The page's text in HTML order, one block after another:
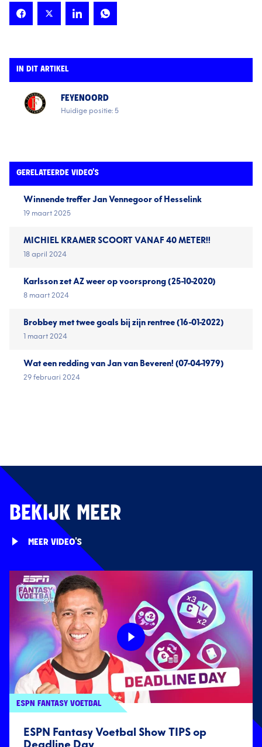
IN DIT ARTIKEL
FEYENOORD
Huidige positie: 5
GERELATEERDE VIDEO'S
Winnende treffer Jan Vennegoor of Hesselink
19 maart 2025
MICHIEL KRAMER SCOORT VANAF 40 METER!!
18 april 2024
Karlsson zet AZ weer op voorsprong (25-10-2020)
8 maart 2024
Brobbey met twee goals bij zijn rentree (16-01-2022)
1 maart 2024
Wat een redding van Jan van Beveren! (07-04-1979)
29 februari 2024
BEKIJK MEER
MEER VIDEO'S
ESPN FANTASY VOETBAL
ESPN Fantasy Voetbal Show TIPS op